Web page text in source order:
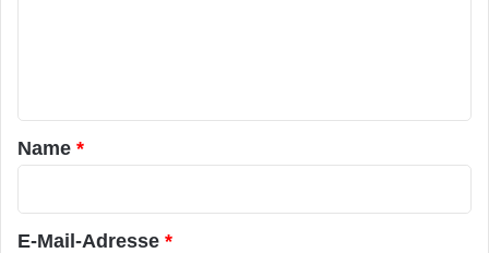
a
r
*
Name *
E-Mail-Adresse *